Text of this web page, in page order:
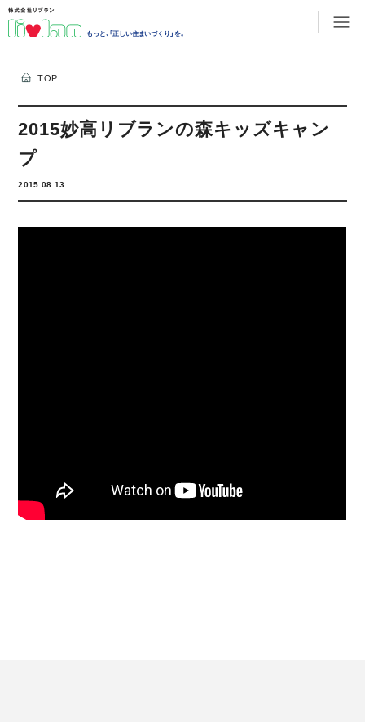
もっと、「正しい住まいづくり」を。
TOP
2015妙高リブランの森キッズキャン
プ
2015.08.13